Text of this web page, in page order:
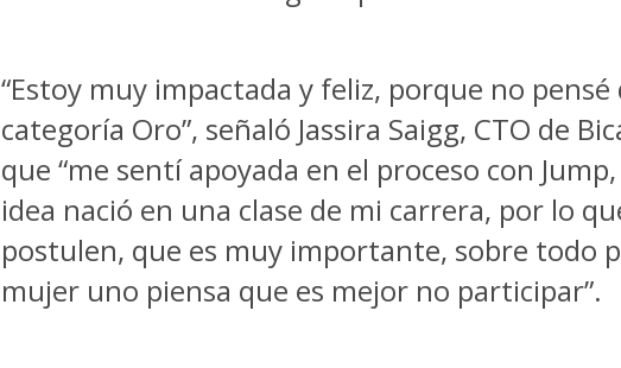
“Estoy muy impactada y feliz, porque no
categoría Oro”, señaló Jassira Saigg, CTO de
que “me sentí apoyada en el proceso con
idea nació en una clase de mi carrera, por lo
postulen, que es muy importante, sobre todo
mujer uno piensa que es mejor no participar”.